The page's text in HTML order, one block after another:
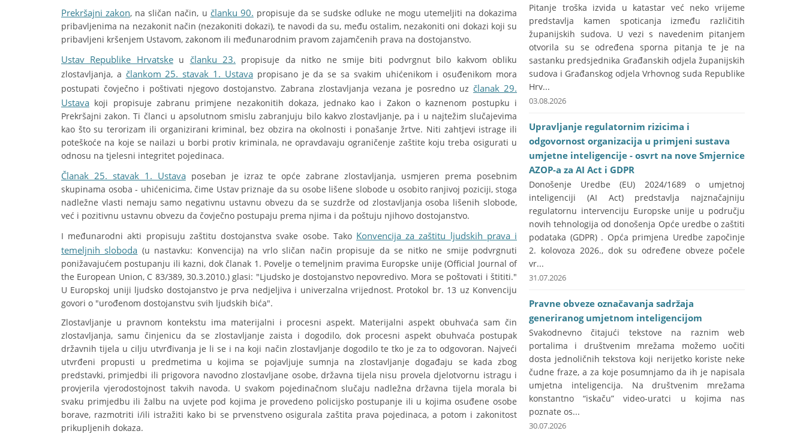
Prekršajni zakon, na sličan način, u članku 90. propisuje da se sudske odluke ne mogu utemeljiti na dokazima
pribavljenima na nezakonit način (nezakoniti dokazi), te navodi da su, među ostalim, nezakoniti oni dokazi koji su
pribavljeni kršenjem Ustavom, zakonom ili međunarodnim pravom zajamčenih prava na dostojanstvo.
Ustav Republike Hrvatskeu članku 23. propisuje da nitko ne smije biti podvrgnut bilo kakvom obliku
zlostavljanja, a člankom 25. stavak 1. Ustavapropisano je da se sa svakim uhićenikom i osuđenikom mora
postupati čovječno i poštivati njegovo dostojanstvo. Zabrana zlostavljanja vezana je posredno uz članak 29.
Ustava koji propisuje zabranu primjene nezakonitih dokaza, jednako kao i Zakon o kaznenom postupku i
Prekršajni zakon. Ti članci u apsolutnom smislu zabranjuju bilo kakvo zlostavljanje, pa i u najtežim slučajevima
kao što su terorizam ili organizirani kriminal, bez obzira na okolnosti i ponašanje žrtve. Niti zahtjevi istrage ili
poteškoće na koje se nailazi u borbi protiv kriminala, ne opravdavaju ograničenje zaštite koju treba osigurati u
odnosu na tjelesni integritet pojedinaca.
Članak 25. stavak 1. Ustavaposeban je izraz te opće zabrane zlostavljanja, usmjeren prema posebnim
skupinama osoba - uhićenicima, čime Ustav priznaje da su osobe lišene slobode u osobito ranjivoj poziciji, stoga
nadležne vlasti nemaju samo negativnu ustavnu obvezu da se suzdrže od zlostavljanja osoba lišenih slobode,
već i pozitivnu ustavnu obvezu da čovječno postupaju prema njima i da poštuju njihovo dostojanstvo.
I međunarodni akti propisuju zaštitu dostojanstva svake osobe. Tako Konvencija za zaštitu ljudskih prava i
temeljnih sloboda (u nastavku: Konvencija) na vrlo sličan način propisuje da se nitko ne smije podvrgnuti
ponižavajućem postupanju ili kazni, dok članak 1. Povelje o temeljnim pravima Europske unije (Official Journal of
the European Union, C 83/389, 30.3.2010.) glasi: "Ljudsko je dostojanstvo nepovredivo. Mora se poštovati i štititi."
U Europskoj uniji ljudsko dostojanstvo je prva nedjeljiva i univerzalna vrijednost. Protokol br. 13 uz Konvenciju
govori o "urođenom dostojanstvu svih ljudskih bića".
Zlostavljanje u pravnom kontekstu ima materijalni i procesni aspekt. Materijalni aspekt obuhvaća sam čin
zlostavljanja, samu činjenicu da se zlostavljanje zaista i dogodilo, dok procesni aspekt obuhvaća postupak
državnih tijela u cilju utvrđivanja je li se i na koji način zlostavljanje dogodilo te tko je za to odgovoran. Najveći
utvrđeni propusti u predmetima u kojima se pojavljuje sumnja na zlostavljanje događaju se kada zbog
predstavki, primjedbi ili prigovora navodno zlostavljane osobe, državna tijela nisu provela djelotvornu istragu i
provjerila vjerodostojnost takvih navoda. U svakom pojedinačnom slučaju nadležna državna tijela morala bi
svaku primjedbu ili žalbu na uvjete pod kojima je provedeno policijsko postupanje ili u kojima osuđene osobe
borave, razmotriti i/ili istražiti kako bi se prvenstveno osigurala zaštita prava pojedinaca, a potom i zakonitost
prikupljenih dokaza.
Pitanje troška izvida u katastar već neko vrijeme
predstavlja kamen spoticanja između različitih
županijskih sudova. U vezi s navedenim pitanjem
otvorila su se određena sporna pitanja te je na
sastanku predsjednika Građanskih odjela županijskih
sudova i Građanskog odjela Vrhovnog suda Republike
Hrv...
03.08.2026
Upravljanje regulatornim rizicima i
odgovornost organizacija u primjeni sustava
umjetne inteligencije - osvrt na nove Smjernice
AZOP-a za AI Act i GDPR
Donošenje Uredbe (EU) 2024/1689 o umjetnoj
inteligenciji (AI Act) predstavlja najznačajniju
regulatornu intervenciju Europske unije u području
novih tehnologija od donošenja Opće uredbe o zaštiti
podataka (GDPR) . Opća primjena Uredbe započinje
2. kolovoza 2026., dok su određene obveze počele
vr...
31.07.2026
Pravne obveze označavanja sadržaja
generiranog umjetnom inteligencijom
Svakodnevno čitajući tekstove na raznim web
portalima i društvenim mrežama možemo uočiti
dosta jednoličnih tekstova koji nerijetko koriste neke
čudne fraze, a za koje posumnjamo da ih je napisala
umjetna inteligencija. Na društvenim mrežama
konstantno “iskaču” video-uratci u kojima nas
poznate os...
30.07.2026